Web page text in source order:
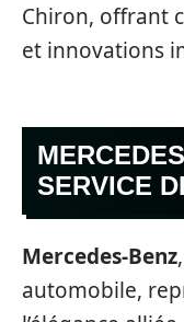
Chiron, offrant
et innovations
SERVICE
Mercedes-Benz
automobile,